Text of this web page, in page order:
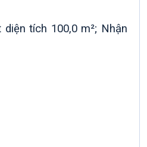
tích 100,0 m²; Nhận